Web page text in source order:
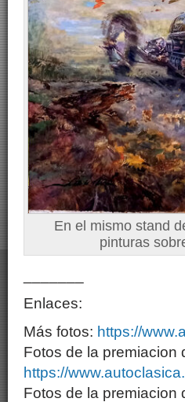
En el mismo stand
pinturas
Enlaces:
Más fotos: https://
Fotos de la premiacion
https://
Fotos de la premiacion